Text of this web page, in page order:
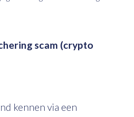
scam (crypto
kennen via een